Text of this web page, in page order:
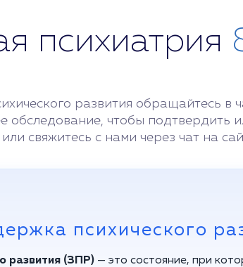
психиатрия
развития обращайтесь
обследование, чтобы
свяжитесь с нами через чат на
психического
развития (ЗПР) — это состояние, при